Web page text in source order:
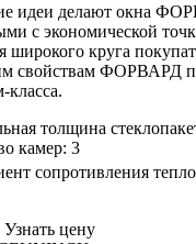
идеи делают окна
с экономической
широкого круга
свойствам ФОРВАРД
класса.
толщина
камер: 3
сопротивления
Узнать цену